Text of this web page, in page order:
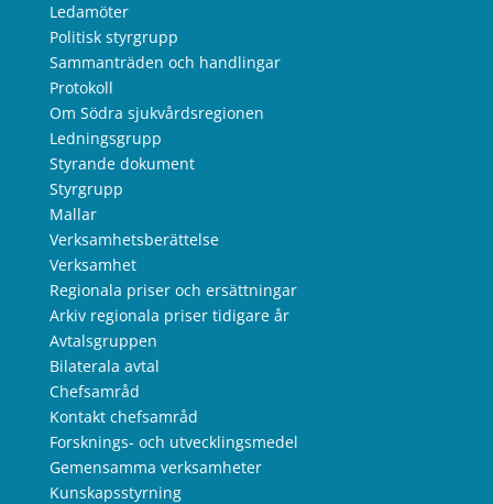
Ledamöter
Politisk styrgrupp
Sammanträden och handlingar
Protokoll
Om Södra sjukvårdsregionen
Ledningsgrupp
Styrande dokument
Styrgrupp
Mallar
Verksamhetsberättelse
Verksamhet
Regionala priser och ersättningar
Arkiv regionala priser tidigare år
Avtalsgruppen
Bilaterala avtal
Chefsamråd
Kontakt chefsamråd
Forsknings- och utvecklingsmedel
Gemensamma verksamheter
Kunskapsstyrning